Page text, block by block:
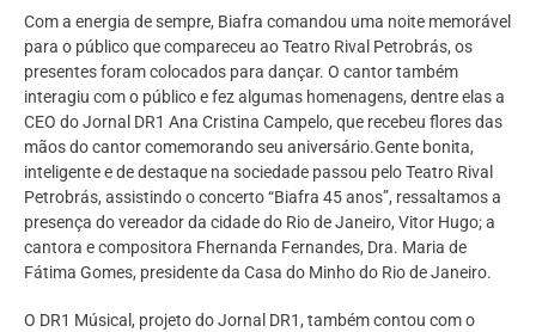
Com a energia de sempre, Biafra comandou uma noite memorável
para o público que compareceu ao Teatro Rival Petrobrás, os
presentes foram colocados para dançar. O cantor também
interagiu com o público e fez algumas homenagens, dentre elas a
CEO do Jornal DR1 Ana Cristina Campelo, que recebeu flores das
mãos do cantor comemorando seu aniversário.Gente bonita,
inteligente e de destaque na sociedade passou pelo Teatro Rival
Petrobrás, assistindo o concerto “Biafra 45 anos”, ressaltamos a
presença do vereador da cidade do Rio de Janeiro, Vitor Hugo; a
cantora e compositora Fhernanda Fernandes, Dra. Maria de
Fátima Gomes, presidente da Casa do Minho do Rio de Janeiro.
O DR1 Músical, projeto do Jornal DR1, também contou com o